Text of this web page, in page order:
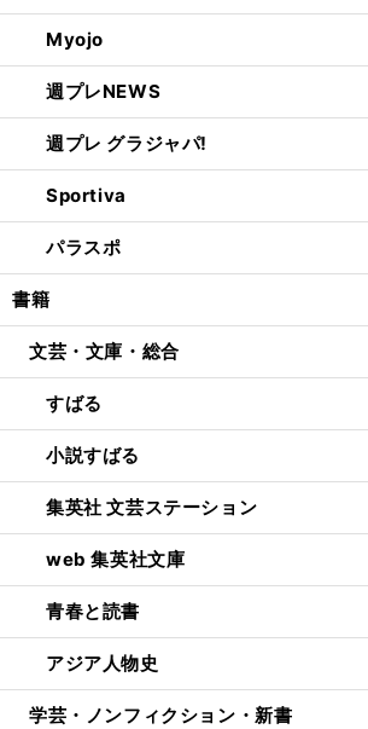
Myojo
週プレNEWS
週プレ グラジャパ!
Sportiva
パラスポ
書籍
文芸・文庫・総合
すばる
小説すばる
集英社 文芸ステーション
web 集英社文庫
青春と読書
アジア人物史
学芸・ノンフィクション・新書